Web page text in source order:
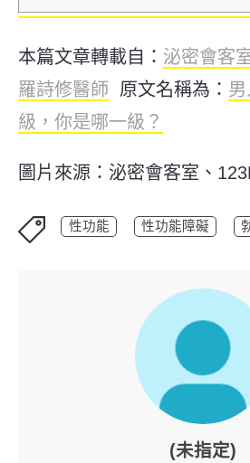
本篇文章轉載自： 泌密會客
羅詩修醫師 原文名稱為：
級，你是哪一級？
圖片來源：泌密會客室、
性功能 性功能障礙
(未指定)